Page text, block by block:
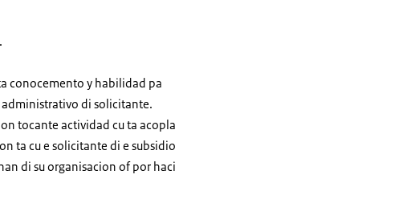
conocemento y habilidad pa
di solicitante.
tocante actividad cu ta acopla
ta cu e solicitante di e subsidio
di su organisacion of por haci